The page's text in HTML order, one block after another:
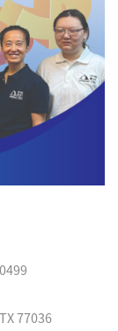
77036